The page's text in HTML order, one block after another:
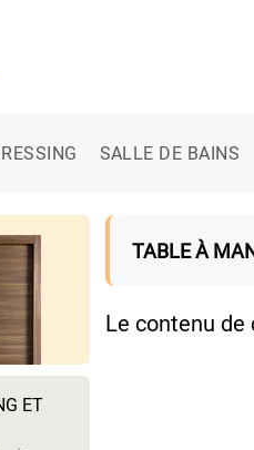
SALLE DE BAINS
ET
TABLE À
Le contenu